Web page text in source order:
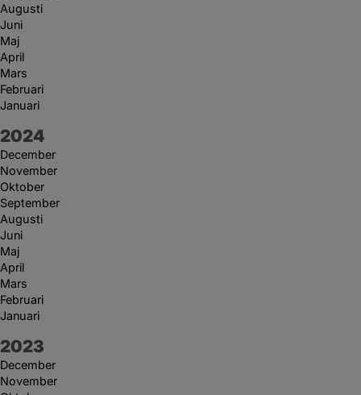
Augusti
Juni
Maj
April
Mars
Februari
Januari
År:
2024
December
November
Oktober
September
Augusti
Juni
Maj
April
Mars
Februari
Januari
År:
2023
December
November